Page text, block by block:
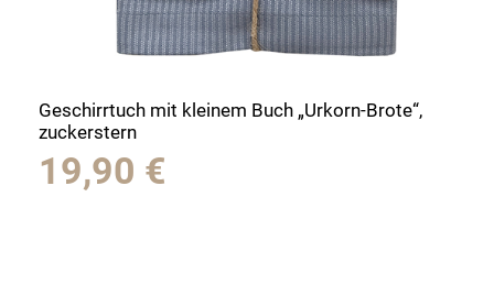
Geschirrtuch mit kleinem Buch „Urkorn-Brote“,
zuckerstern
19,90 €